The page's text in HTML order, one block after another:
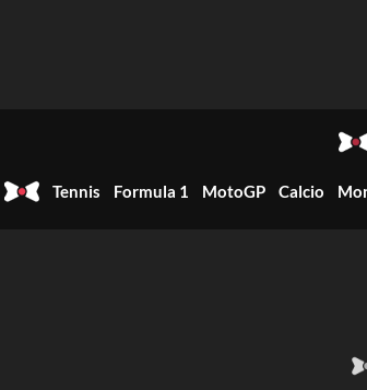
Tennis Formula 1 MotoGP Calcio